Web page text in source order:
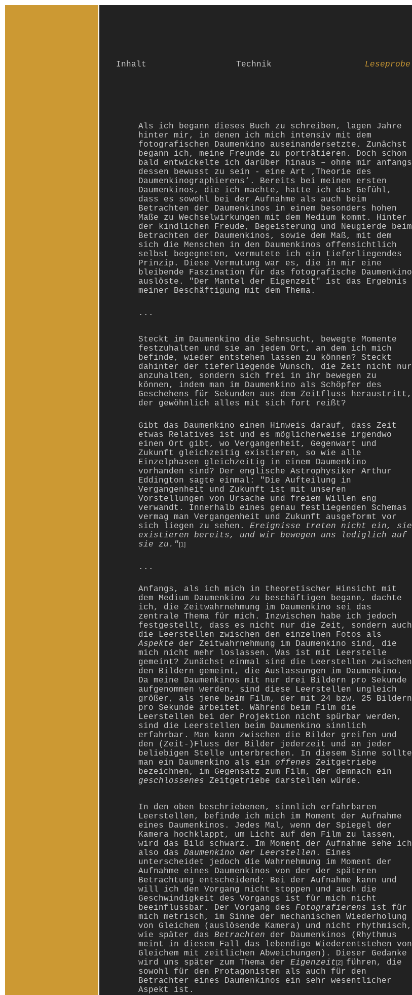
Inhalt Technik Leseprobe
Als ich begann dieses Buch zu schreiben, lagen Jahre
hinter mir, in denen ich mich intensiv mit dem
fotografischen Daumenkino auseinandersetzte. Zunächst
begann ich, meine Freunde zu porträtieren. Doch schon
bald entwickelte ich darüber hinaus – ohne mir anfangs
dessen bewusst zu sein - eine Art ‚Theorie des
Daumenkinographierens‘. Bereits bei meinen ersten
Daumenkinos, die ich machte, hatte ich das Gefühl,
dass es sowohl bei der Aufnahme als auch beim
Betrachten der Daumenkinos in einem besonders hohen
Maße zu Wechselwirkungen mit dem Medium kommt. Hinter
der kindlichen Freude, Begeisterung und Neugierde beim
Betrachten der Daumenkinos, sowie dem Maß, mit dem
sich die Menschen in den Daumenkinos offensichtlich
selbst begegneten, vermutete ich ein tieferliegendes
Prinzip. Diese Vermutung war es, die in mir eine
bleibende Faszination für das fotografische Daumenkino
auslöste. "Der Mantel der Eigenzeit" ist das Ergebnis
meiner Beschäftigung mit dem Thema.
...
Steckt im Daumenkino die Sehnsucht, bewegte Momente
festzuhalten und sie an jedem Ort, an dem ich mich
befinde, wieder entstehen lassen zu können? Steckt
dahinter der tieferliegende Wunsch, die Zeit nicht nur
anzuhalten, sondern sich frei in ihr bewegen zu
können, indem man im Daumenkino als Schöpfer des
Geschehens für Sekunden aus dem Zeitfluss heraustritt,
der gewöhnlich alles mit sich fort reißt?
Gibt das Daumenkino einen Hinweis darauf, dass Zeit
etwas Relatives ist und es möglicherweise irgendwo
einen Ort gibt, wo Vergangenheit, Gegenwart und
Zukunft gleichzeitig existieren, so wie alle
Einzelphasen gleichzeitig in einem Daumenkino
vorhanden sind? Der englische Astrophysiker Arthur
Eddington sagte einmal: "Die Aufteilung in
Vergangenheit und Zukunft ist mit unseren
Vorstellungen von Ursache und freiem Willen eng
verwandt. Innerhalb eines genau festliegenden Schemas
vermag man Vergangenheit und Zukunft ausgeformt vor
sich liegen zu sehen. Ereignisse treten nicht ein, sie
existieren bereits, und wir bewegen uns lediglich auf
sie zu." [1]
...
Anfangs, als ich mich in theoretischer Hinsicht mit
dem Medium Daumenkino zu beschäftigen begann, dachte
ich, die Zeitwahrnehmung im Daumenkino sei das
zentrale Thema für mich. Inzwischen habe ich jedoch
festgestellt, dass es nicht nur die Zeit, sondern auch
die Leerstellen zwischen den einzelnen Fotos als
Aspekte der Zeitwahrnehmung im Daumenkino sind, die
mich nicht mehr loslassen. Was ist mit Leerstelle
gemeint? Zunächst einmal sind die Leerstellen zwischen
den Bildern gemeint, die Auslassungen im Daumenkino.
Da meine Daumenkinos mit nur drei Bildern pro Sekunde
aufgenommen werden, sind diese Leerstellen ungleich
größer, als jene beim Film, der mit 24 bzw. 25 Bildern
pro Sekunde arbeitet. Während beim Film die
Leerstellen bei der Projektion nicht spürbar werden,
sind die Leerstellen beim Daumenkino sinnlich
erfahrbar. Man kann zwischen die Bilder greifen und
den (Zeit-)Fluss der Bilder jederzeit und an jeder
beliebigen Stelle unterbrechen. In diesem Sinne sollte
man ein Daumenkino als ein offenes Zeitgetriebe
bezeichnen, im Gegensatz zum Film, der demnach ein
geschlossenes Zeitgetriebe darstellen würde.
In den oben beschriebenen, sinnlich erfahrbaren
Leerstellen, befinde ich mich im Moment der Aufnahme
eines Daumenkinos. Jedes Mal, wenn der Spiegel der
Kamera hochklappt, um Licht auf den Film zu lassen,
wird das Bild schwarz. Im Moment der Aufnahme sehe ich
also das Daumenkino der Leerstellen . Eines
unterscheidet jedoch die Wahrnehmung im Moment der
Aufnahme eines Daumenkinos von der der späteren
Betrachtung entscheidend: Bei der Aufnahme kann und
will ich den Vorgang nicht stoppen und auch die
Geschwindigkeit des Vorgangs ist für mich nicht
beeinflussbar. Der Vorgang des Fotografierens ist für
mich metrisch, im Sinne der mechanischen Wiederholung
von Gleichem (auslösende Kamera) und nicht rhythmisch,
wie später das Betrachten der Daumenkinos (Rhythmus
meint in diesem Fall das lebendige Wiederentstehen von
Gleichem mit zeitlichen Abweichungen). Dieser Gedanke
wird uns später zum Thema der Eigenzeit [2]
führen, die
sowohl für den Protagonisten als auch für den
Betrachter eines Daumenkinos ein sehr wesentlicher
Aspekt ist.